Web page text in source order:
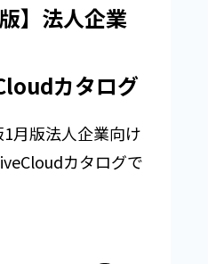
】法人企業
カタログ
月版法人企業向け
カタログで